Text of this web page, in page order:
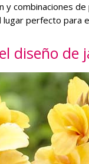
combinaciones
lugar perfecto para
diseño de